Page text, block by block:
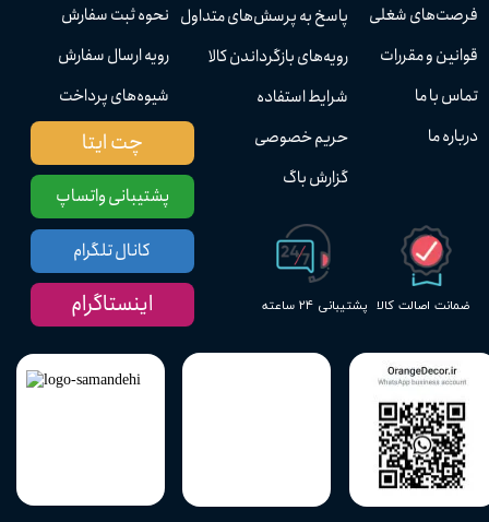
پشتیبانی ۲۴ ساعته ضمانت اصالت کالا
نحوه ثبت سفارش
رویه ارسال سفارش
شیوه‌های پرداخت
پاسخ به پرسش‌های متداول
رویه‌های بازگرداندن کالا
شرایط استفاده
حریم خصوصی
گزارش باگ
فرصت‌های شغلی
قوانین و مقررات
تماس با ما
درباره ما
پشتیبانی واتساپ
چت ایتا
کانال تلگرام
اینستاگرام